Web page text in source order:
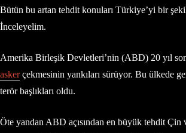
Bütün bu artan tehdit konuları Türkiye’yi bir
İnceleyelim.
Amerika Birleşik Devletleri’nin (ABD) 20 yıl
askerçekmesinin yankıları sürüyor. Bu ülkede
terör başlıkları oldu.
Öte yandan ABD açısından en büyük tehdit Çin